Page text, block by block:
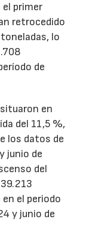
primer
retrocedido
lo
de
en
del 11,5 %,
los datos de
junio de
del
el periodo
y junio de